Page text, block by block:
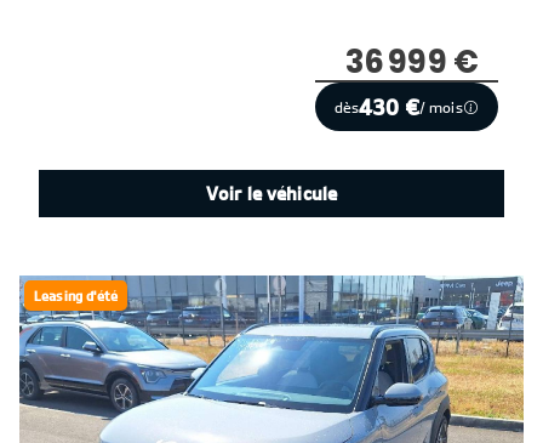
36 999 €
dès430 €/ mois
Voir le véhicule
Leasing d'été